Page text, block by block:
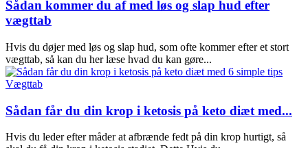
Sådan kommer du af med løs og slap hud efter
vægttab
Hvis du døjer med løs og slap hud, som ofte kommer efter et stort
vægttab, så kan du her læse hvad du kan gøre...
Vægttab
Sådan får du din krop i ketosis på keto diæt med...
Hvis du leder efter måder at afbrænde fedt på din krop hurtigt, så